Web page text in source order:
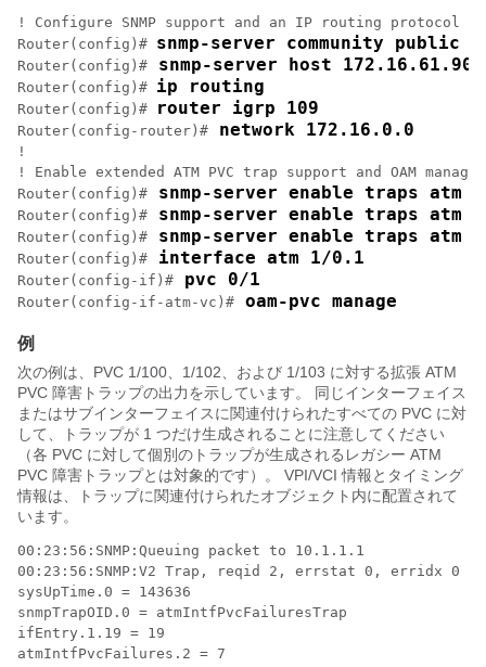
! Configure SNMP support and an IP routing protocol
Router(config)# snmp-server community public
Router(config)# snmp-server host
Router(config)# ip routing
Router(config)# router igrp 109
Router(config-router)# network 172.16.0.0
!
! Enable extended ATM PVC trap support and OAM
Router(config)#
snmp-server enable traps atm
Router(config)# snmp-server enable traps atm
Router(config)# snmp-server enable traps atm
Router(config)# interface atm 1/0.1
Router(config-if)# pvc 0/1
Router(config-if-atm-vc)# oam-pvc manage
例
次の例は、PVC 1/100、1/102、および 1/103 に対する拡張 ATM
PVC 障害トラップの出力を示しています。 同じインターフェイス
またはサブインターフェイスに関連付けられたすべての PVC に対
して、トラップが 1 つだけ生成されることに注意してください
（各 PVC に対して個別のトラップが生成されるレガシー ATM
PVC 障害トラップとは対象的です）。 VPI/VCI 情報とタイミング
情報は、トラップに関連付けられたオブジェクト内に配置されて
います。
00:23:56:SNMP:Queuing packet to 10.1.1.1
00:23:56:SNMP:V2 Trap, reqid 2, errstat 0, erridx 0
sysUpTime.0 = 143636
snmpTrapOID.0 = atmIntfPvcFailuresTrap
ifEntry.1.19 = 19
atmIntfPvcFailures.2 = 7